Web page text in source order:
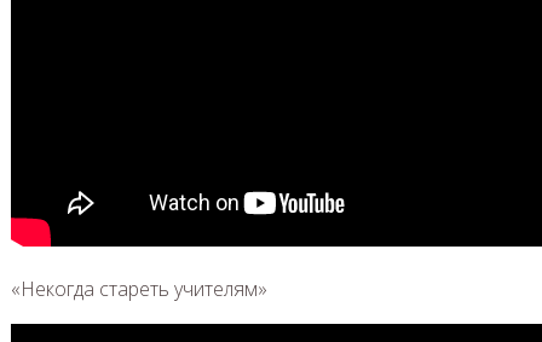
«Некогда стареть учителям»